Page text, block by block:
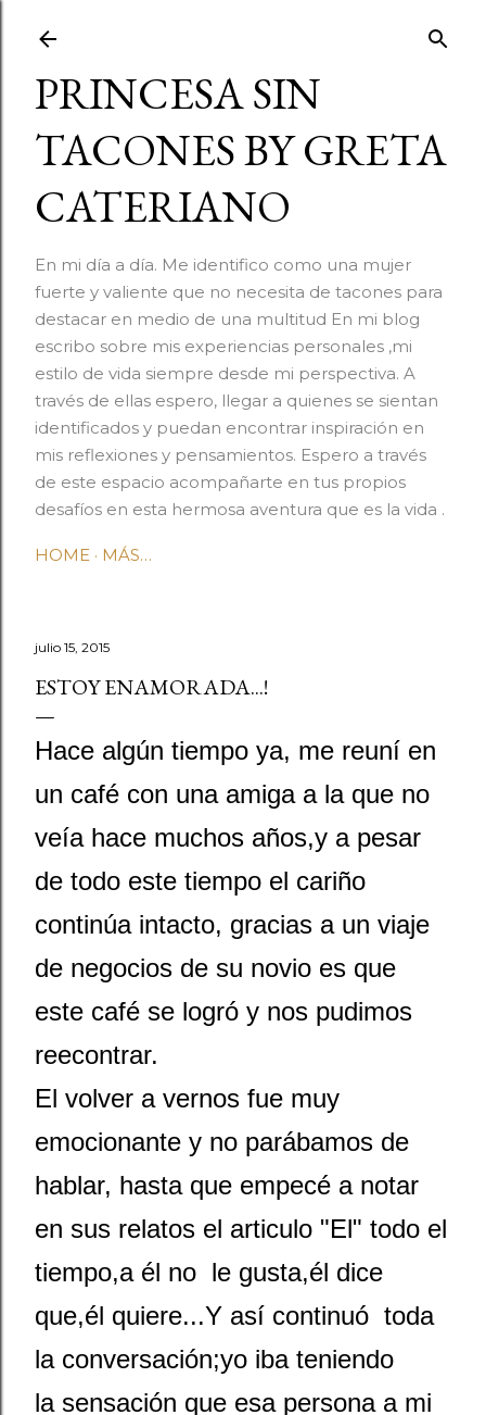
PRINCESA SIN
TACONES BY GRETA
CATERIANO
En mi día a día. Me identifico como una mujer
fuerte y valiente que no necesita de tacones para
destacar en medio de una multitud En mi blog
escribo sobre mis experiencias personales ,mi
estilo de vida siempre desde mi perspectiva. A
través de ellas espero, llegar a quienes se sientan
identificados y puedan encontrar inspiración en
mis reflexiones y pensamientos. Espero a través
de este espacio acompañarte en tus propios
desafíos en esta hermosa aventura que es la vida .
HOME MÁS…
julio 15, 2015
ESTOY ENAMORADA...!
Hace algún tiempo ya, me reuní en
un café con una amiga a la que no
veía hace muchos años,y a pesar
de todo este tiempo el cariño
continúa intacto, gracias a un viaje
de negocios de su novio es que
este café se logró y nos pudimos
reecontrar.
El volver a vernos fue muy
emocionante y no parábamos de
hablar, hasta que empecé a notar
en sus relatos el articulo "El" todo el
tiempo,a él no le gusta,él dice
que,él quiere...Y así continuó toda
la conversación;yo iba teniendo
la sensación que esa persona a mi